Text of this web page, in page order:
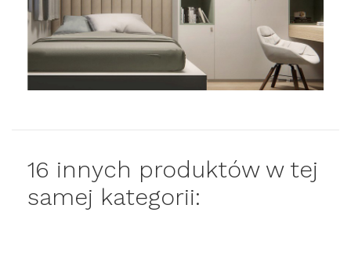
16 innych produktów w tej
samej kategorii: